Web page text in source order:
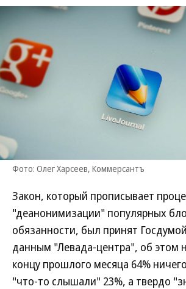
Фото: Олег Харсеев, Коммерсантъ
Закон, который прописывает
"деанонимизации" популярных
обязанности, был принят
данным "Левада-центра", об этом
концу прошлого месяца 64%
"что-то слышали" 23%, а твердо